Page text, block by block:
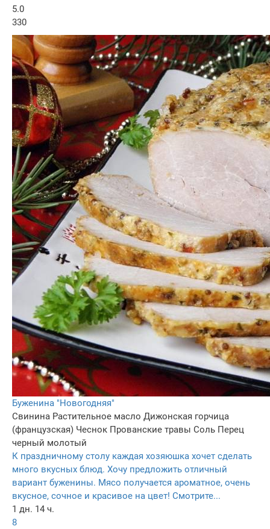
5.0
330
Буженина "Новогодняя"
Свинина Растительное масло Дижонская горчица
(французская) Чеснок Прованские травы Соль Перец
черный молотый
К праздничному столу каждая хозяюшка хочет сделать
много вкусных блюд. Хочу предложить отличный
вариант буженины. Мясо получается ароматное, очень
вкусное, сочное и красивое на цвет! Смотрите...
1 дн. 14 ч.
8